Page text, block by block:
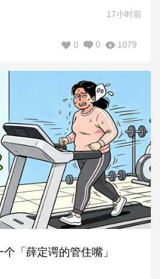
17小时前
1079
0
0
「薛定谔的管住嘴」